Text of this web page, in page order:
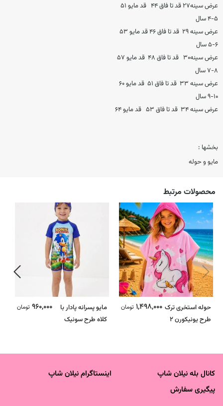
عرض سینه۲۷ قد تا فاق ۴۴ قد مایو ۵۱
۴-۵ سال
عرض سینه ۲۹ قد تا فاق ۴۶ قد مایو ۵۳
۵-۶ سال
عرض سینه۳۰ قد تا فاق ۴۸ قد مایو ۵۷
۷-۸ سال
عرض سینه ۳۳ قد تا فاق ۵۱ قد مایو ۶۰
۹-۱۰ سال
عرض سینه ۳۴ قد تا فاق ۵۳ قد مایو ۶۴
بخشها :
مایو و حوله
محصولات مرتبط
حوله استخری ترک
طرح یونیکورن 2
1,498,000 تومان
مایو پسرانه پادار با
کلاه طرح سونیک
960,000 تومان
کانال بله نیلان شاپ
اینستاگرام نیلان شاپ
پیگیری سفارش